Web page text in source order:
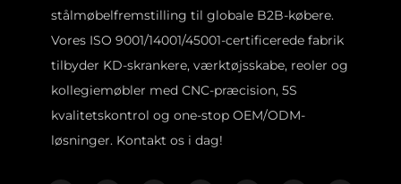
stålmøbelfremstilling til globale B2B-købere.
Vores ISO 9001/14001/45001-certificerede fabrik
tilbyder KD-skrankere, værktøjsskabe, reoler og
kollegiemøbler med CNC-præcision, 5S
kvalitetskontrol og one-stop OEM/ODM-
løsninger. Kontakt os i dag!